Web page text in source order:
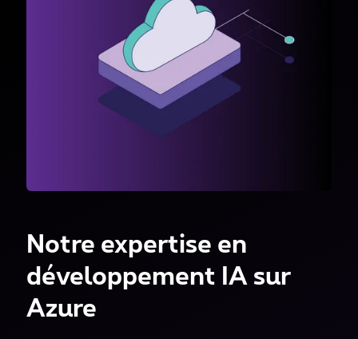
Notre expertise en
développement IA sur
Azure